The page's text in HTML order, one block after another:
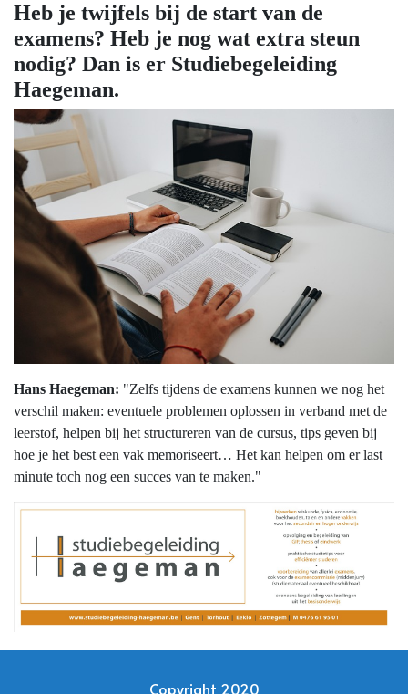
Heb je twijfels bij de start van de
examens? Heb je nog wat extra steun
nodig? Dan is er Studiebegeleiding
Haegeman.
Hans Haegeman: "Zelfs tijdens de examens kunnen we nog het
verschil maken: eventuele problemen oplossen in verband met de
leerstof, helpen bij het structureren van de cursus, tips geven bij
hoe je het best een vak memoriseert… Het kan helpen om er last
minute toch nog een succes van te maken."
Copyright 2020